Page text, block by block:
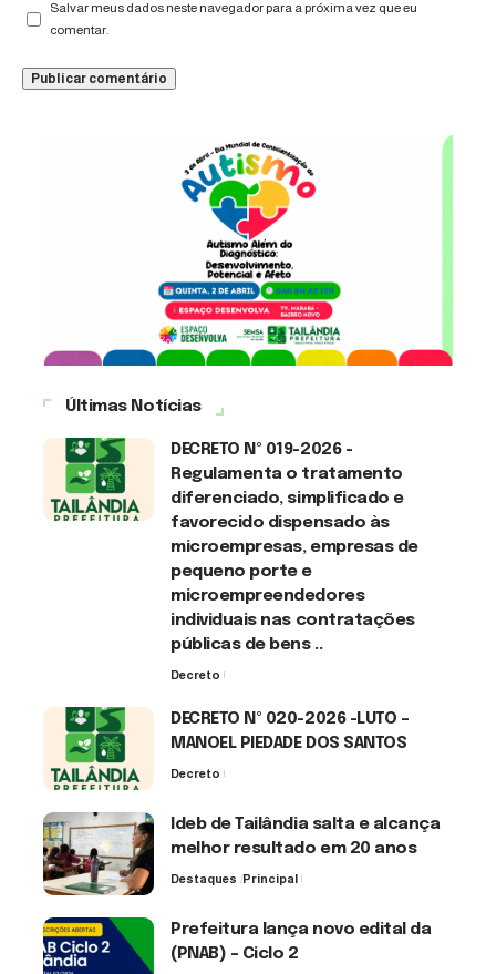
Salvar meus dados neste navegador para a próxima vez que eu
comentar.
Últimas Notícias
DECRETO Nº 019-2026 -
Regulamenta o tratamento
diferenciado, simplificado e
favorecido dispensado às
microempresas, empresas de
pequeno porte e
microempreendedores
individuais nas contratações
públicas de bens ..
Decreto
DECRETO Nº 020-2026 -LUTO –
MANOEL PIEDADE DOS SANTOS
Decreto
Ideb de Tailândia salta e alcança
melhor resultado em 20 anos
Destaques Principal
Prefeitura lança novo edital da
(PNAB) – Ciclo 2